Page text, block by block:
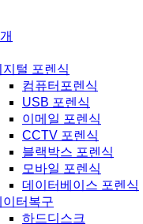
지털 포렌식
컴퓨터포렌식
USB 포렌식
이메일 포렌식
CCTV 포렌식
블랙박스 포렌식
모바일 포렌식
데이터베이스 포렌식
이터복구
하드디스크